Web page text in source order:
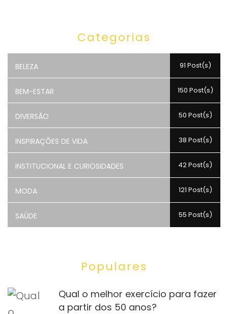
Categorias
BELEZA 91 Post(s)
BEM-ESTAR 150 Post(s)
DIVERSÃO 50 Post(s)
INSPIRAÇÕES DE VIDA 38 Post(s)
INSTITUCIONAL E CURIOSIDADES 42 Post(s)
MODA 121 Post(s)
SAÚDE 55 Post(s)
Populares
Qual o melhor exercício para fazer
a partir dos 50 anos?